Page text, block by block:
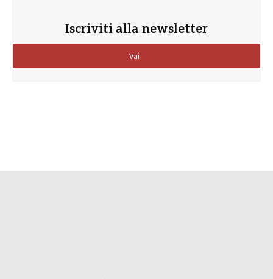
Iscriviti alla newsletter
Vai